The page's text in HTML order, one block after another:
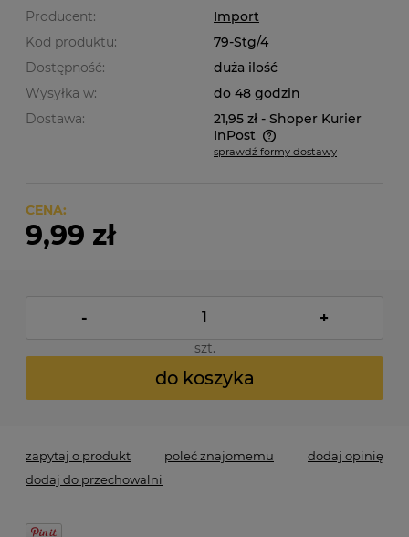
Producent:
Import
Kod produktu:
79-Stg/4
Dostępność:
duża ilość
Wysyłka w:
do 48 godzin
Dostawa:
21,95 zł - Shoper Kurier
InPost
Cena nie zawiera ewentualnych kosztów płatności
sprawdź formy dostawy
CENA:
9,99 zł
- +
szt.
do koszyka
zapytaj o produkt poleć znajomemu
dodaj opinię
dodaj do przechowalni